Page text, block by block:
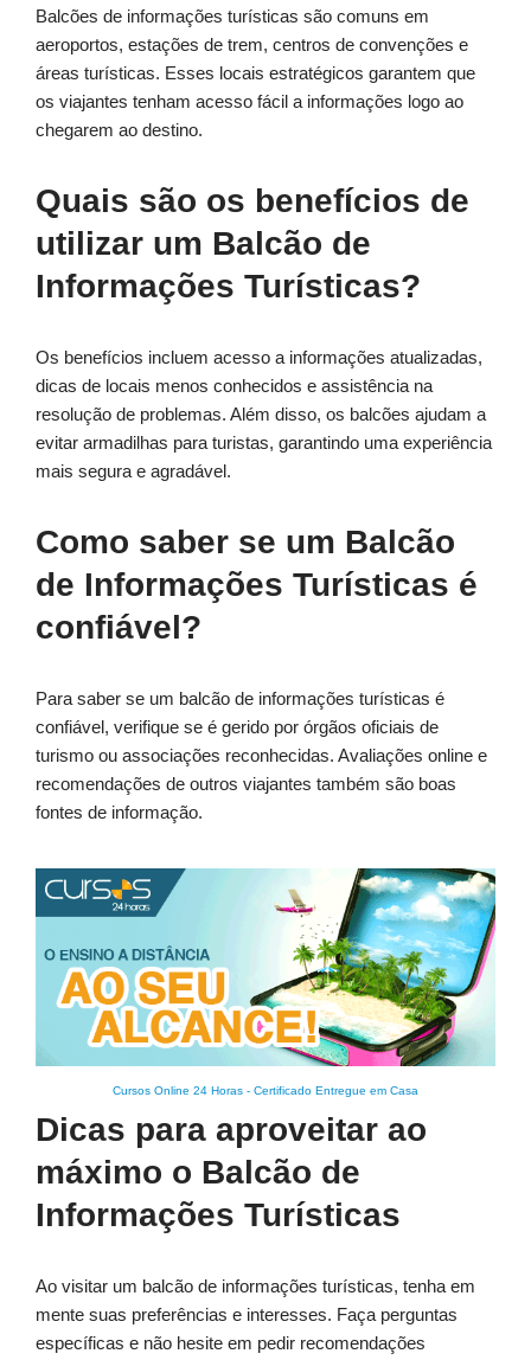
Balcões de informações turísticas são comuns em
aeroportos, estações de trem, centros de convenções e
áreas turísticas. Esses locais estratégicos garantem que
os viajantes tenham acesso fácil a informações logo ao
chegarem ao destino.
Quais são os benefícios de
utilizar um Balcão de
Informações Turísticas?
Os benefícios incluem acesso a informações atualizadas,
dicas de locais menos conhecidos e assistência na
resolução de problemas. Além disso, os balcões ajudam a
evitar armadilhas para turistas, garantindo uma experiência
mais segura e agradável.
Como saber se um Balcão
de Informações Turísticas é
confiável?
Para saber se um balcão de informações turísticas é
confiável, verifique se é gerido por órgãos oficiais de
turismo ou associações reconhecidas. Avaliações online e
recomendações de outros viajantes também são boas
fontes de informação.
Cursos Online 24 Horas - Certificado Entregue em Casa
Dicas para aproveitar ao
máximo o Balcão de
Informações Turísticas
Ao visitar um balcão de informações turísticas, tenha em
mente suas preferências e interesses. Faça perguntas
específicas e não hesite em pedir recomendações